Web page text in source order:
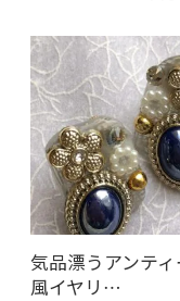
気品漂うアンティ
風イヤリ…